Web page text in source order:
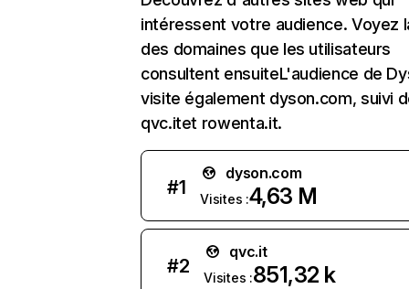
intéressent votre audience. Voyez
des domaines que les utilisateurs
consultent ensuiteL'audience de
visite également dyson.com, suivi
qvc.itet rowenta.it.
#1
dyson.com
Visites :4,63 M
#2
qvc.it
Visites :851,32 k